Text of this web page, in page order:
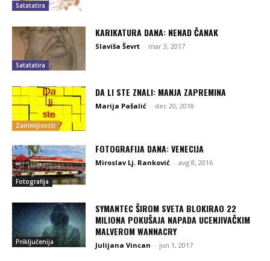
Satatatira
Satatatira
KARIKATURA DANA: NENAD ČANAK
Slaviša Ševrt - mar 3, 2017
Zanimljivosti
DA LI STE ZNALI: MANJA ZAPREMINA
Marija Pašalić - dec 20, 2018
Fotografija
FOTOGRAFIJA DANA: VENECIJA
Miroslav Lj. Ranković - avg 8, 2016
Priključenija
SYMANTEC ŠIROM SVETA BLOKIRAO 22
MILIONA POKUŠAJA NAPADA UCENJIVAČKIM
MALVEROM WANNACRY
Julijana Vincan - jun 1, 2017